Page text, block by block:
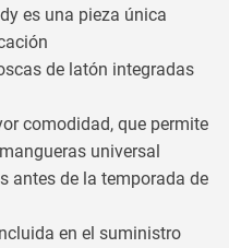
es una pieza única
de latón integradas
comodidad, que permite
universal
antes de la temporada de
en el suministro